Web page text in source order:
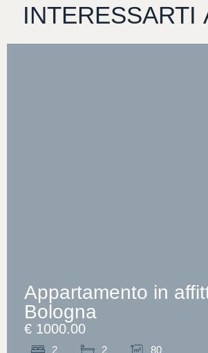
INTERESSARTI
Appartamento in
Bologna
€ 1000.00
2 2
80